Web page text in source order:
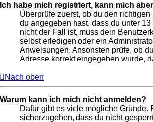
Ich habe mich registriert, kann mich
Überprüfe zuerst, ob du den
du angegeben hast, dass du unter
nicht der Fall ist, muss dein
selbst erledigen oder ein
Anweisungen. Ansonsten prüfe, ob
Adresse korrekt eingegeben wurde,
Nach oben
Warum kann ich mich nicht anmelden?
Dafür gibt es viele mögliche Gründe.
sicherzugehen, dass du nicht